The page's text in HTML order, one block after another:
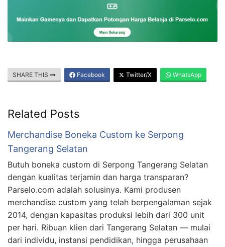
SHARE THIS Facebook Twitter/X WhatsApp
Related Posts
Merchandise Boneka Custom ke Serpong
Tangerang Selatan
Butuh boneka custom di Serpong Tangerang Selatan
dengan kualitas terjamin dan harga transparan?
Parselo.com adalah solusinya. Kami produsen
merchandise custom yang telah berpengalaman sejak
2014, dengan kapasitas produksi lebih dari 300 unit
per hari. Ribuan klien dari Tangerang Selatan — mulai
dari individu, instansi pendidikan, hingga perusahaan